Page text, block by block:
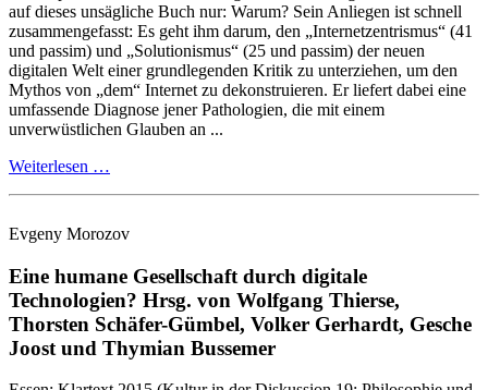
auf dieses unsägliche Buch nur: Warum? Sein Anliegen ist schnell
zusammengefasst: Es geht ihm darum, den „Internetzentrismus“ (41
und passim) und „Solutionismus“ (25 und passim) der neuen
digitalen Welt einer grundlegenden Kritik zu unterziehen, um den
Mythos von „dem“ Internet zu dekonstruieren. Er liefert dabei eine
umfassende Diagnose jener Pathologien, die mit einem
unverwüstlichen Glauben an ...
Weiterlesen …
Evgeny Morozov
Eine humane Gesellschaft durch digitale
Technologien? Hrsg. von Wolfgang Thierse,
Thorsten Schäfer-Gümbel, Volker Gerhardt, Gesche
Joost und Thymian Bussemer